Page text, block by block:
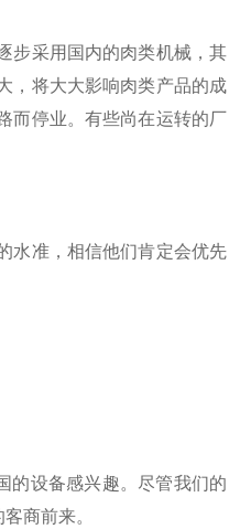
步采用国内的肉类机械，其
，将大大影响肉类产品的成
而停业。有些尚在运转的厂
水准，相信他们肯定会优先
设备感兴趣。尽管我们的
商前来。